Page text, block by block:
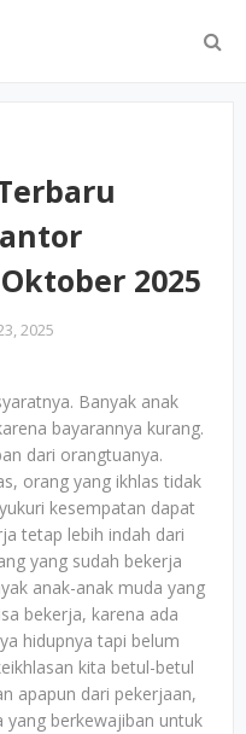
2025
2025
Banyak anak
bayarannya kurang.
dari orangtuanya.
orang yang ikhlas tidak
kesempatan dapat
tetap lebih indah dari
yang sudah bekerja
anak-anak muda yang
bekerja, karena ada
hidupnya tapi belum
kita betul-betul
apapun dari pekerjaan,
berkewajiban untuk